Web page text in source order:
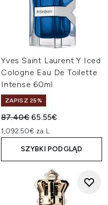
Yves Saint Laurent Y Iced
Cologne Eau De Toilette
Intense 60ml
ZAPISZ 25%
Sugerowana cena
87.40€ Aktualna cena:
65.55€
1,092.50€ za L
SZYBKI PODGLĄD